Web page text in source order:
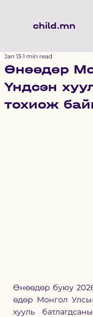
child.mn
Өнөөдөр
Үндсэн
тохиож
Jan 13 1 min read
Өнөөдөр буюу
өдөр Монгол
хууль